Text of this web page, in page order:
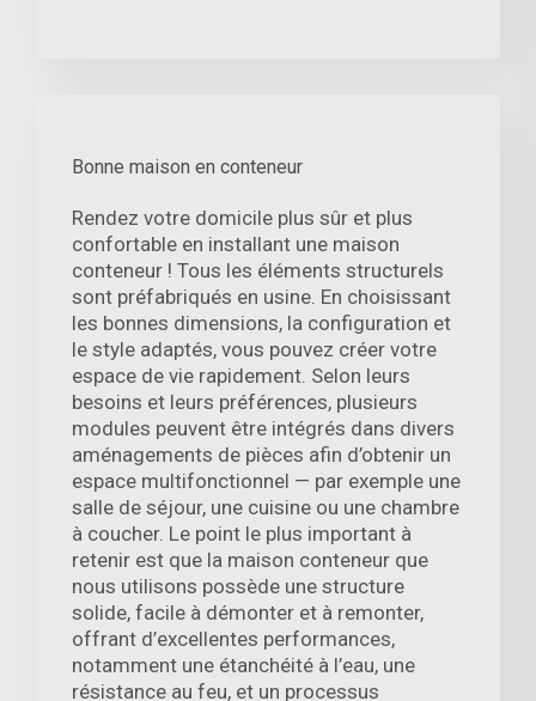
Bonne maison en conteneur
Rendez votre domicile plus sûr et plus
confortable en installant une maison
conteneur ! Tous les éléments structurels
sont préfabriqués en usine. En choisissant
les bonnes dimensions, la configuration et
le style adaptés, vous pouvez créer votre
espace de vie rapidement. Selon leurs
besoins et leurs préférences, plusieurs
modules peuvent être intégrés dans divers
aménagements de pièces afin d’obtenir un
espace multifonctionnel — par exemple une
salle de séjour, une cuisine ou une chambre
à coucher. Le point le plus important à
retenir est que la maison conteneur que
nous utilisons possède une structure
solide, facile à démonter et à remonter,
offrant d’excellentes performances,
notamment une étanchéité à l’eau, une
résistance au feu, et un processus